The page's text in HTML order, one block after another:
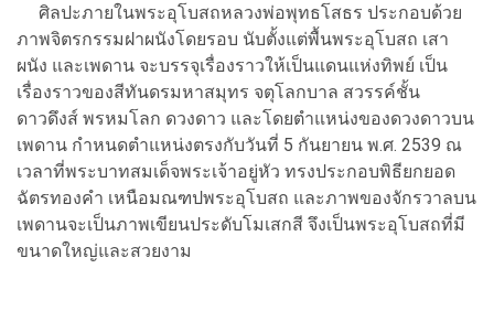
ศิลปะภายในพระอุโบสถหลวงพ่อพุทธโสธร ประกอบด้วย
ภาพจิตรกรรมฝาผนังโดยรอบ นับตั้งแต่พื้นพระอุโบสถ เสา
ผนัง และเพดาน จะบรรจุเรื่องราวให้เป็นแดนแห่งทิพย์ เป็น
เรื่องราวของสีทันดรมหาสมุทร จตุโลกบาล สวรรค์ชั้น
ดาวดึงส์ พรหมโลก ดวงดาว และโดยตำแหน่งของดวงดาวบน
เพดาน กำหนดตำแหน่งตรงกับวันที่ 5 กันยายน พ.ศ. 2539 ณ
เวลาที่พระบาทสมเด็จพระเจ้าอยู่หัว ทรงประกอบพิธียกยอด
ฉัตรทองคำ เหนือมณฑปพระอุโบสถ และภาพของจักรวาลบน
เพดานจะเป็นภาพเขียนประดับโมเสกสี จึงเป็นพระอุโบสถที่มี
ขนาดใหญ่และสวยงาม